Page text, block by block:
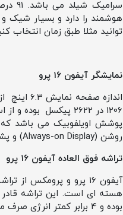
هوشمند را دارد و بسیار شیک
توانید مثلا طبق زمان انتخاب
نمایشگر آیفون ۱۶ پرو
پوشش اویلفوبیک می باشد
روشن (Always-on Display) و پشتیبانی از فضای رنگی DCI-P3 است.
تراشه فوق العاده آیفون ۱۶ پرو
بوده و 4 برابر کمتر انرژی صرف می کند. در این تراشه پهنای باند حافظه 17 درصد نسبت به تراشه A18 بهبود یافته است.